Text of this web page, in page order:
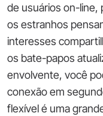
de usuários on-line,
os estranhos
interesses
os bate-papos
envolvente, você
conexão em
flexível é uma